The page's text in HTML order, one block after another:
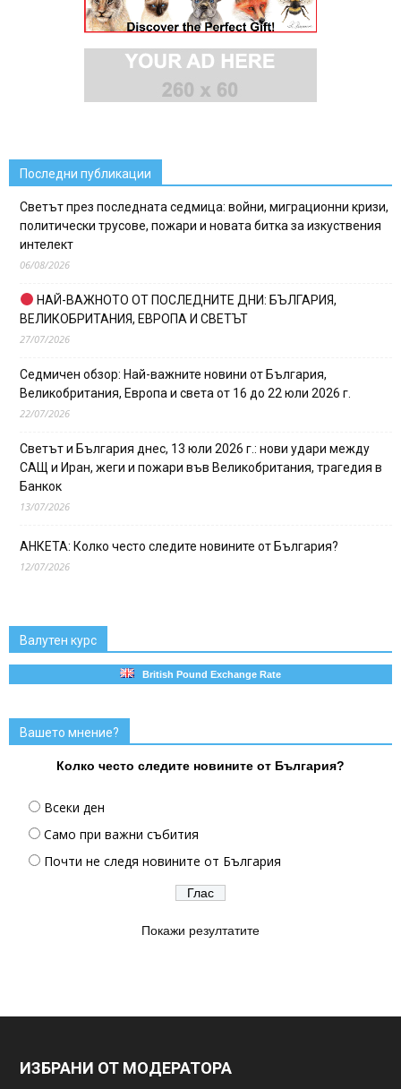
Последни публикации
Светът през последната седмица: войни, миграционни кризи,
политически трусове, пожари и новата битка за изкуствения
интелект
06/08/2026
НАЙ-ВАЖНОТО ОТ ПОСЛЕДНИТЕ ДНИ: БЪЛГАРИЯ,
ВЕЛИКОБРИТАНИЯ, ЕВРОПА И СВЕТЪТ
27/07/2026
Седмичен обзор: Най-важните новини от България,
Великобритания, Европа и света от 16 до 22 юли 2026 г.
22/07/2026
Светът и България днес, 13 юли 2026 г.: нови удари между
САЩ и Иран, жеги и пожари във Великобритания, трагедия в
Банкок
13/07/2026
АНКЕТА: Колко често следите новините от България?
12/07/2026
Валутен курс
British Pound Exchange Rate
Вашето мнение?
Колко често следите новините от България?
Всеки ден
Само при важни събития
Почти не следя новините от България
Покажи резултатите
ИЗБРАНИ ОТ МОДЕРАТОРА